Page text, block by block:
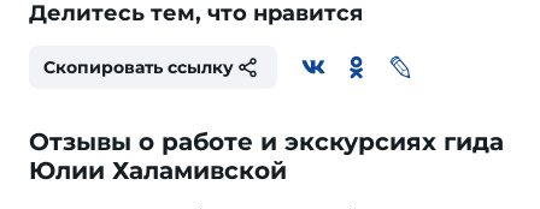
Делитесь тем, что нравится
Скопировать ссылку
Отзывы о работе и экскурсиях гида
Юлии Халамивской